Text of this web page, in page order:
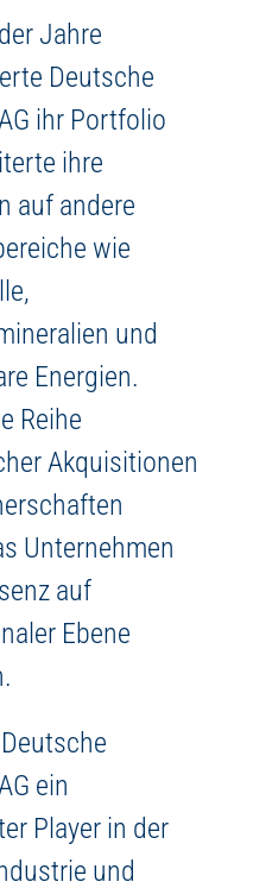
Jahre
Deutsche
ihr Portfolio
ihre
auf andere
wie
und
Energien.
Reihe
Akquisitionen
Unternehmen
auf
Ebene
ein
Player in der
und